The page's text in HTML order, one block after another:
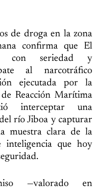
de droga en la zona
confirma que El
con seriedad y
al narcotráfico
ejecutada por la
Reacción Marítima
interceptar una
río Jiboa y capturar
muestra clara de la
inteligencia que hoy
—valorado en